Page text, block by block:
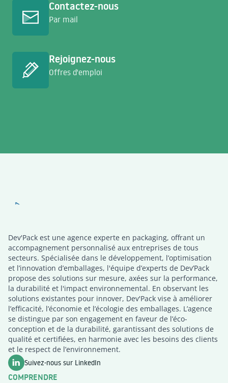
Contactez-nous
Par mail
Rejoignez-nous
Offres d'emploi
DEVPACKPackaging validation
Dev’Pack, l'expert en solutions packaging
Dev'Pack est une agence experte en packaging, offrant un
accompagnement personnalisé aux entreprises de tous
secteurs. Spécialisée dans le développement, l’optimisation
et l’innovation d’emballages, l'équipe d’experts de Dev’Pack
propose des solutions sur mesure, axées sur la performance,
la durabilité et l'impact environnemental. En observant les
solutions existantes pour innover, Dev'Pack vise à améliorer
l’efficacité, l’économie et l’écologie des emballages. L’agence
se distingue par son engagement en faveur de l’éco-
conception et de la durabilité, garantissant des solutions de
qualité et certifiées, en harmonie avec les besoins des clients
et le respect de l’environnement.
Suivez-nous sur LinkedIn
COMPRENDRE